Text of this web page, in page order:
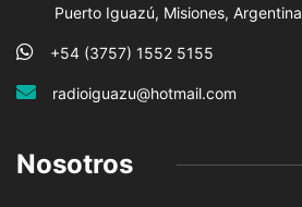
Puerto Iguazú, Misiones, Argentina
+54 (3757) 1552 5155
radioiguazu@hotmail.com
Nosotros